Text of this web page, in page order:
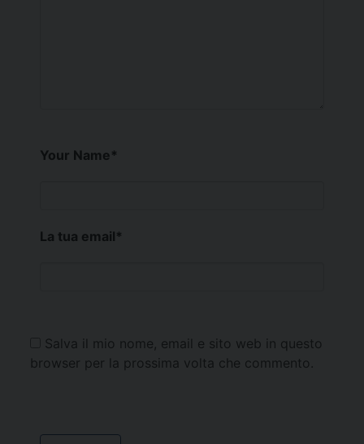
Your Name*
La tua email*
Salva il mio nome, email e sito web in questo
browser per la prossima volta che commento.